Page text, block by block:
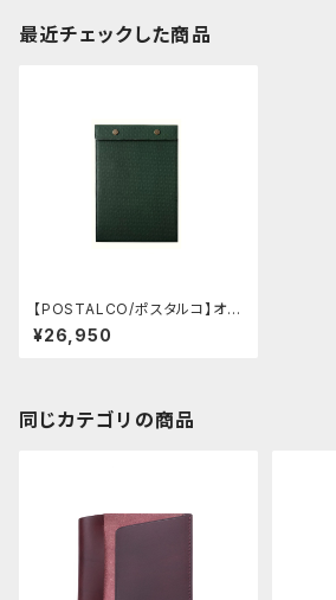
最近チェックした商品
【POSTALCO/ポスタルコ】オー
ルレザースナップパッド A5 クロ
スグレインレザー (Emerald Gr
¥26,950
同じカテゴリの商品